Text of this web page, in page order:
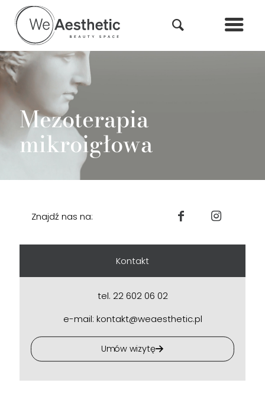
Mezoterapia
mikroigłowa
Znajdź nas na:
Kontakt
tel. 22 602 06 02
e-mail: kontakt@weaesthetic.pl
Umów wizytę